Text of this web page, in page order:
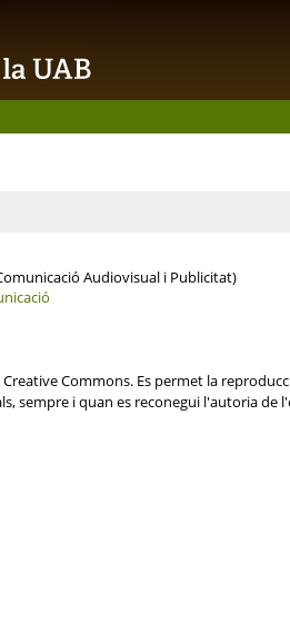
Audiovisual i Publicitat)
Commons. Es permet la
sempre i quan es reconegui l'autoria de